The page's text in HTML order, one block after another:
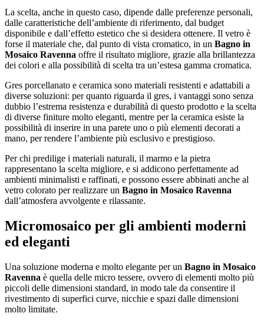
La scelta, anche in questo caso, dipende dalle preferenze personali,
dalle caratteristiche dell’ambiente di riferimento, dal budget
disponibile e dall’effetto estetico che si desidera ottenere. Il vetro è
forse il materiale che, dal punto di vista cromatico, in un Bagno in
Mosaico Ravenna offre il risultato migliore, grazie alla brillantezza
dei colori e alla possibilità di scelta tra un’estesa gamma cromatica.
Gres porcellanato e ceramica sono materiali resistenti e adattabili a
diverse soluzioni: per quanto riguarda il gres, i vantaggi sono senza
dubbio l’estrema resistenza e durabilità di questo prodotto e la scelta
di diverse finiture molto eleganti, mentre per la ceramica esiste la
possibilità di inserire in una parete uno o più elementi decorati a
mano, per rendere l’ambiente più esclusivo e prestigioso.
Per chi predilige i materiali naturali, il marmo e la pietra
rappresentano la scelta migliore, e si addicono perfettamente ad
ambienti minimalisti e raffinati, e possono essere abbinati anche al
vetro colorato per realizzare un Bagno in Mosaico Ravenna
dall’atmosfera avvolgente e rilassante.
Micromosaico per gli ambienti moderni
ed eleganti
Una soluzione moderna e molto elegante per un Bagno in Mosaico
Ravenna è quella delle micro tessere, ovvero di elementi molto più
piccoli delle dimensioni standard, in modo tale da consentire il
rivestimento di superfici curve, nicchie e spazi dalle dimensioni
molto limitate.